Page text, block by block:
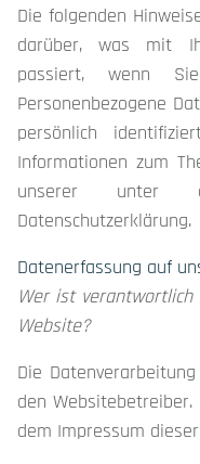
Die folgenden
darüber, was mit
passiert, wenn
Personenbezogene
persönlich
Informationen zum
unserer unter
Datenschutzerklärung.
Datenerfassung auf
Wer ist
Website?
Die
den
dem Impressum